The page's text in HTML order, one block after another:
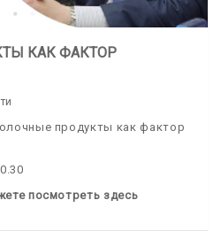
КАК ФАКТОР
продукты как фактор
посмотреть здесь